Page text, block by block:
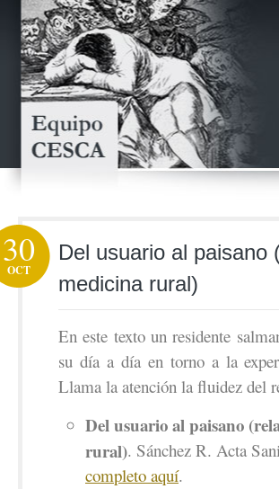
Del usuario al paisano
medicina rural)
30
OCT
En este texto un residente
su día a día en torno a la
Llama la atención la fluidez del
Del usuario al paisano
rural). Sánchez R. Acta
completo aquí.